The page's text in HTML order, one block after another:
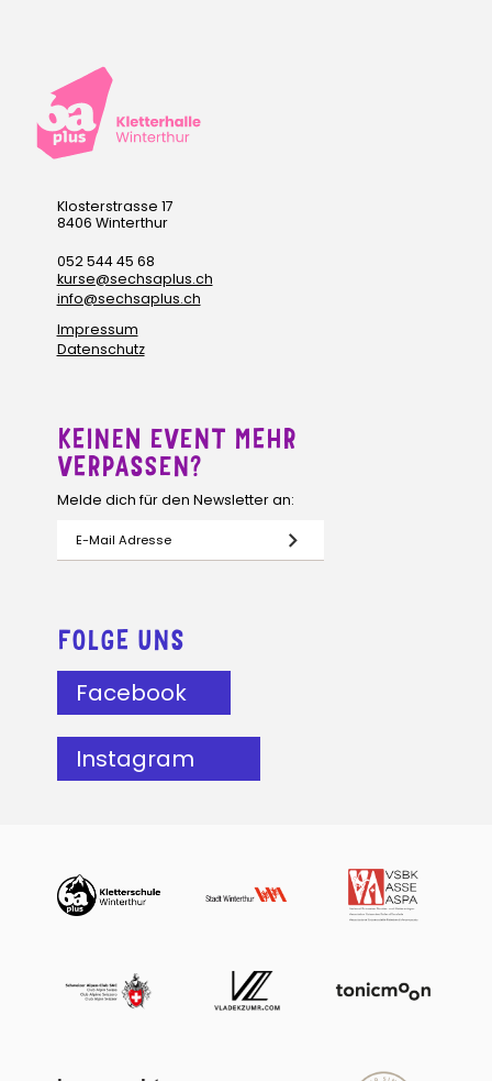
Klosterstrasse 17
8406 Winterthur
052 544 45 68
kurse@sechsaplus.ch
info@sechsaplus.ch
Impressum
Datenschutz
KEINEN EVENT MEHR
VERPASSEN?
Melde dich für den Newsletter an:
FOLGE UNS
Facebook
Instagram